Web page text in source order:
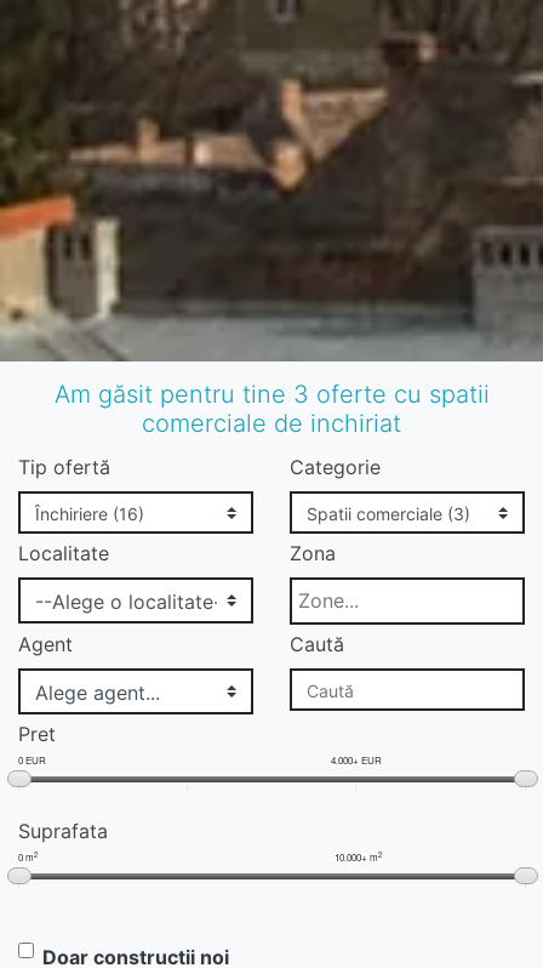
Am găsit pentru tine 3 oferte cu spatii
comerciale de inchiriat
Tip ofertă Categorie
Localitate Zona
Agent Caută
Pret
0 EUR 4.000+ EUR
Suprafata
0 m2 10.000+ m2
Doar constructii noi